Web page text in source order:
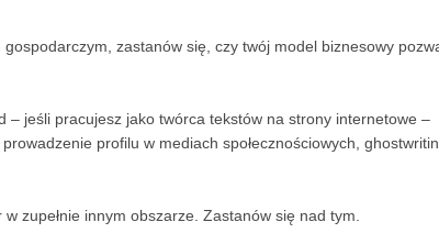
zastanów się, czy twój model biznesowy
– jeśli pracujesz jako twórca tekstów na strony internetowe –
profilu w mediach społecznościowych,
zupełnie innym obszarze. Zastanów się nad tym.